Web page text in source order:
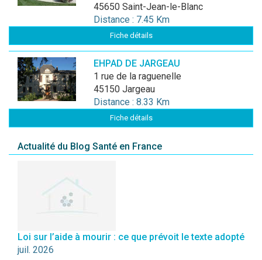
45650 Saint-Jean-le-Blanc
Distance : 7.45 Km
Fiche détails
EHPAD DE JARGEAU
1 rue de la raguenelle
45150 Jargeau
Distance : 8.33 Km
Fiche détails
Actualité du Blog Santé en France
Loi sur l’aide à mourir : ce que prévoit le texte adopté
juil. 2026